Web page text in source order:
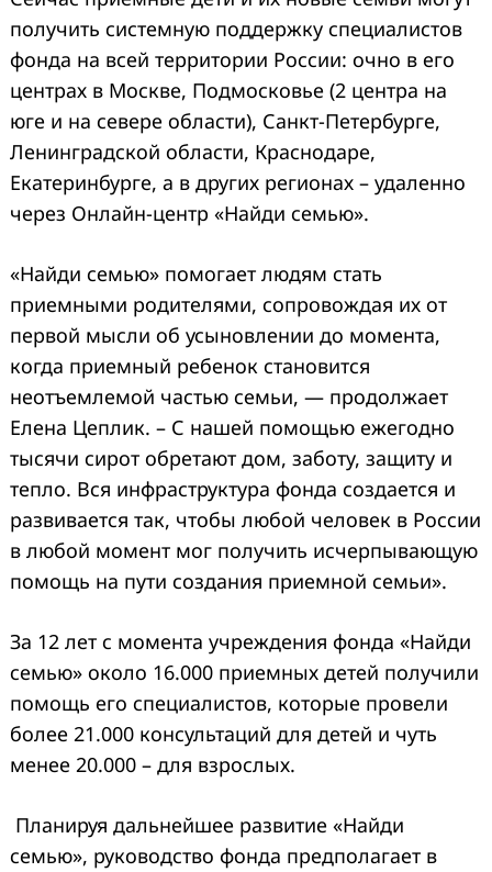
получить системную поддержку специалистов
фонда на всей территории России: очно в его
центрах в Москве, Подмосковье (2 центра на
юге и на севере области), Санкт-Петербурге,
Ленинградской области, Краснодаре,
Екатеринбурге, а в других регионах – удаленно
через Онлайн-центр «Найди семью».
«Найди семью» помогает людям стать
приемными родителями, сопровождая их от
первой мысли об усыновлении до момента,
когда приемный ребенок становится
неотъемлемой частью семьи, — продолжает
Елена Цеплик. – С нашей помощью ежегодно
тысячи сирот обретают дом, заботу, защиту и
тепло. Вся инфраструктура фонда создается и
развивается так, чтобы любой человек в России
в любой момент мог получить исчерпывающую
помощь на пути создания приемной семьи».
За 12 лет с момента учреждения фонда «Найди
семью» около 16.000 приемных детей получили
помощь его специалистов, которые провели
более 21.000 консультаций для детей и чуть
менее 20.000 – для взрослых.
Планируя дальнейшее развитие «Найди
семью», руководство фонда предполагает в